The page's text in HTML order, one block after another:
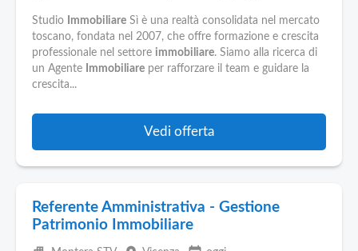
Studio Immobiliare Sì è una realtà consolidata nel mercato
toscano, fondata nel 2007, che offre formazione e crescita
professionale nel settore immobiliare. Siamo alla ricerca di
un Agente
Immobiliare per rafforzare il team e guidare la
crescita...
Vedi offerta
Referente Amministrativa - Gestione
Patrimonio Immobiliare